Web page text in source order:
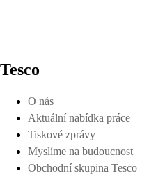
Tesco
O nás
Aktuální nabídka práce
Tiskové zprávy
Myslíme na budoucnost
Obchodní skupina Tesco